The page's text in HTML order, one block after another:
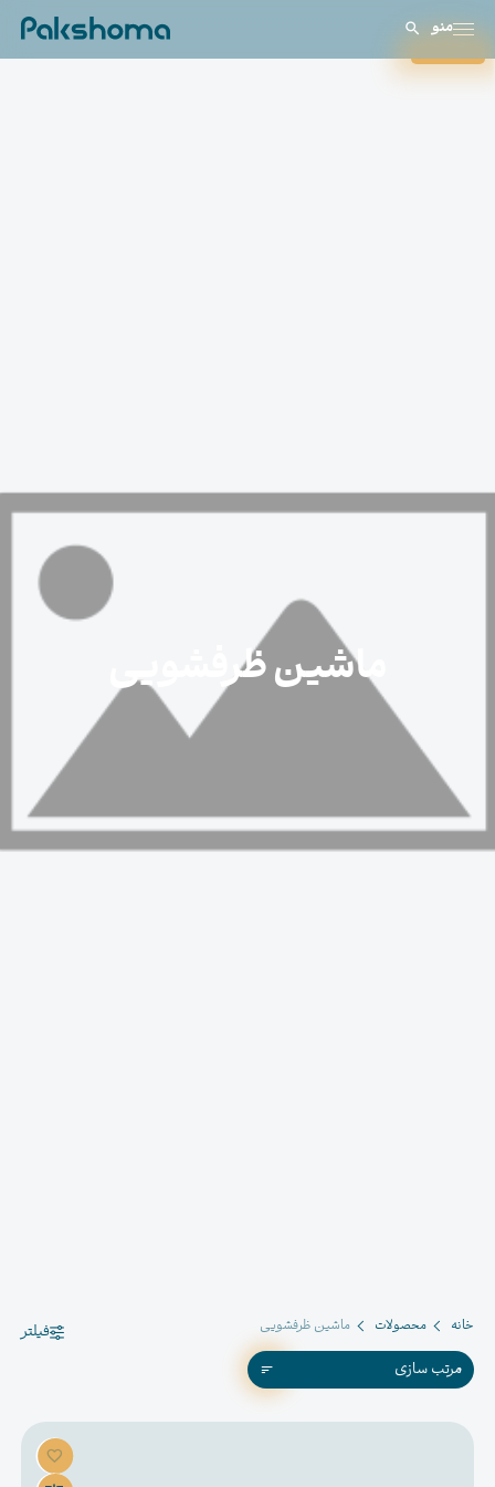
منو
بستن
ماشین ظرفشویی
خانه محصولات ماشین ظرفشویی
فیلتر
مرتب سازی